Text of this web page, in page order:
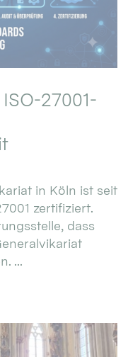
27001-
in Köln ist seit
zertifiziert.
dass
...